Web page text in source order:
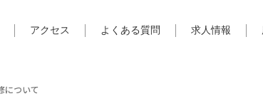
アクセス よくある質問 求人情報
について